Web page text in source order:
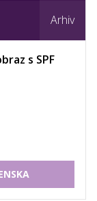
Arhiv
s SPF